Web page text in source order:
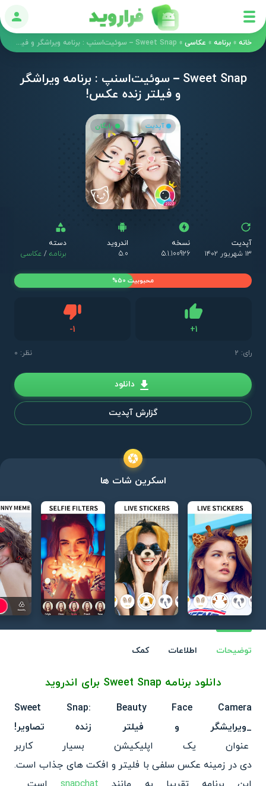
ورود
خانه » برنامه » عکاسی » Sweet Snap – سوئیت‌اسنپ : برنامه ویراشگر و فیلتر زنده عکس!
Sweet Snap – سوئیت‌اسنپ : برنامه ویراشگر
و فیلتر زنده عکس!
آپدیت رایگان
آپدیت
۱۳ شهریور ۱۴۰۲
نسخه
5.1.100926
اندروید
5.0
دسته
برنامه / عکاسی
+1
-1
رای: 2 نظر: 0
محبوبیت 50%
دانلود
گزارش آپدیت
اسکرین شات ها
توضیحات اطلاعات کمک
دانلود برنامه Sweet Snap برای اندروید
Sweet Snap: Beauty Face Camera
_ویرایشگر و فیلتر زنده تصاویر!
عنوان یک اپلیکیشن بسیار کاربر
دی در زمینه عکس سلفی با فلیتر و افکت های جذاب است.